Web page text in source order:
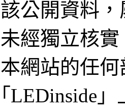
公開資料
經獨立核
網站的任
LEDinside